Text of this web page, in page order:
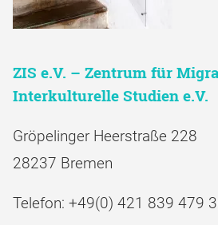
ZIS e.V. – Zentrum für
Interkulturelle Studien e.V.
Gröpelinger Heerstraße 228
28237 Bremen
Telefon: +49(0) 421 839 479